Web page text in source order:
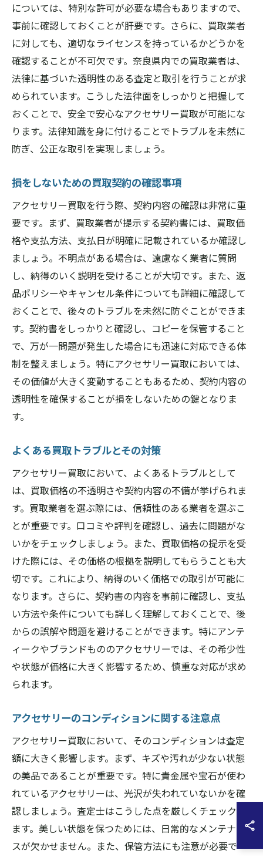
については、特別な許可が必要な場合もありますので、
事前に確認しておくことが肝要です。さらに、買取業者
に対しても、適切なライセンスを持っているかどうかを
確認することが不可欠です。奈良県内での買取業者は、
法律に基づいた透明性のある査定と取引を行うことが求
められています。こうした法律面をしっかりと把握して
おくことで、安全で安心なアクセサリー買取が可能にな
ります。法律知識を身に付けることでトラブルを未然に
防ぎ、公正な取引を実現しましょう。
損をしないための買取契約の確認事項
アクセサリー買取を行う際、契約内容の確認は非常に重
要です。まず、買取業者が提示する契約書には、買取価
格や支払方法、支払日が明確に記載されているか確認し
ましょう。不明点がある場合は、遠慮なく業者に質問
し、納得のいく説明を受けることが大切です。また、返
品ポリシーやキャンセル条件についても詳細に確認して
おくことで、後々のトラブルを未然に防ぐことができま
す。契約書をしっかりと確認し、コピーを保管すること
で、万が一問題が発生した場合にも迅速に対応できる体
制を整えましょう。特にアクセサリー買取においては、
その価値が大きく変動することもあるため、契約内容の
透明性を確保することが損をしないための鍵となりま
す。
よくある買取トラブルとその対策
アクセサリー買取において、よくあるトラブルとして
は、買取価格の不透明さや契約内容の不備が挙げられま
す。買取業者を選ぶ際には、信頼性のある業者を選ぶこ
とが重要です。口コミや評判を確認し、過去に問題がな
いかをチェックしましょう。また、買取価格の提示を受
けた際には、その価格の根拠を説明してもらうことも大
切です。これにより、納得のいく価格での取引が可能に
なります。さらに、契約書の内容を事前に確認し、支払
い方法や条件についても詳しく理解しておくことで、後
からの誤解や問題を避けることができます。特にアンテ
ィークやブランドもののアクセサリーでは、その希少性
や状態が価格に大きく影響するため、慎重な対応が求め
られます。
アクセサリーのコンディションに関する注意点
アクセサリー買取において、そのコンディションは査定
額に大きく影響します。まず、キズや汚れが少ない状態
の美品であることが重要です。特に貴金属や宝石が使わ
れているアクセサリーは、光沢が失われていないかを確
認しましょう。査定士はこうした点を厳しくチェックし
ます。美しい状態を保つためには、日常的なメンテナン
スが欠かせません。また、保管方法にも注意が必要で